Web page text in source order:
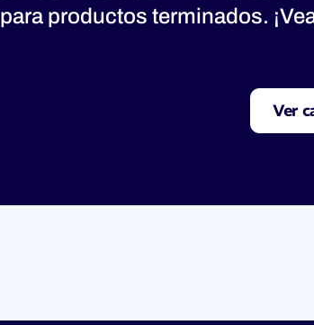
para productos terminados.
Ver